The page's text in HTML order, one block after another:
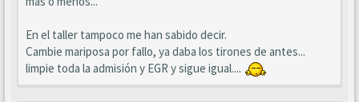
En el taller tampoco me han sabido decir.
Cambie mariposa por fallo, ya daba los tirones de antes...
limpie toda la admisión y EGR y sigue igual....